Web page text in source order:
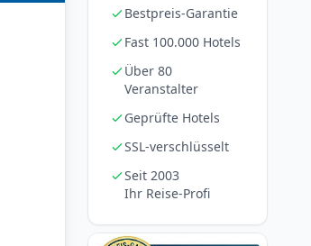
Bestpreis-Garantie
Fast 100.000 Hotels
Über 80
Veranstalter
Geprüfte Hotels
SSL-verschlüsselt
Seit 2003
Ihr Reise-Profi